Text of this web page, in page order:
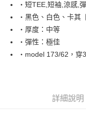
街口支付
悠遊付
Google Pay
AFTEE先享後付是「在收
‧短TEE,短袖,涼感,
‧黑色、白色、卡其
‧厚度：中等
‧彈性：極佳
‧model 173/62，穿
詳細說明